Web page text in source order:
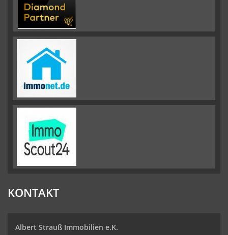
KONTAKT
Albert Strauß Immobilien e.K.